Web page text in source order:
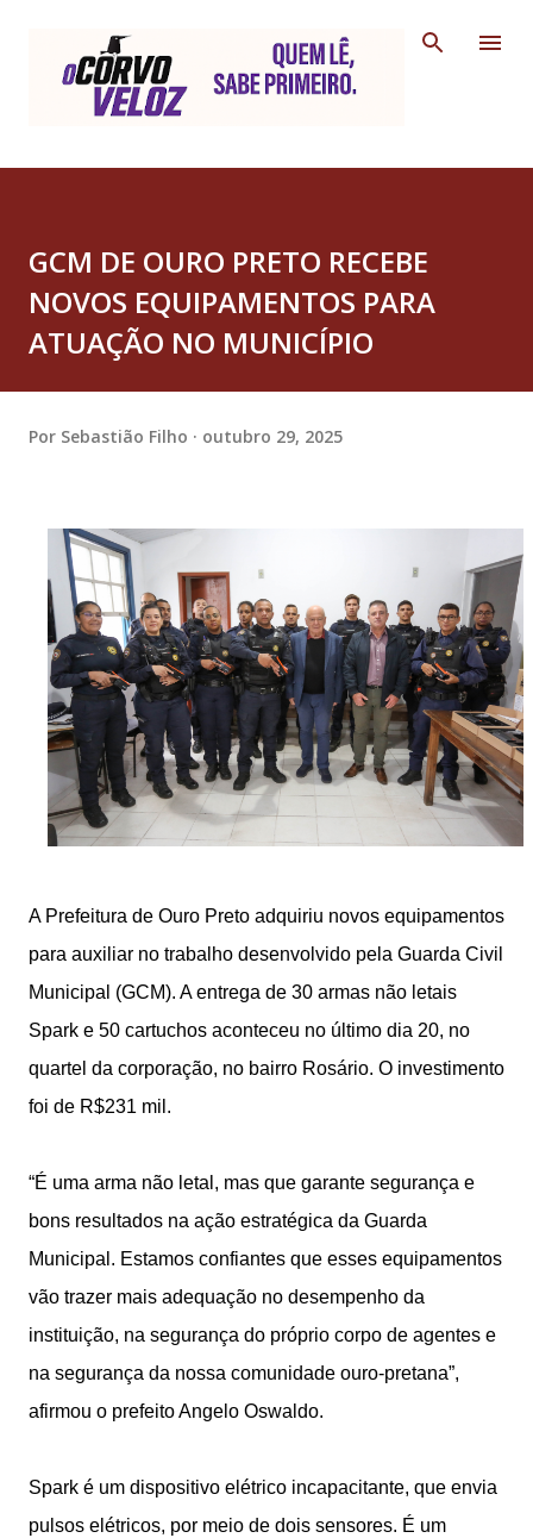
GCM DE OURO PRETO RECEBE
NOVOS EQUIPAMENTOS PARA
ATUAÇÃO NO MUNICÍPIO
Por Sebastião Filho outubro 29, 2025
A Prefeitura de Ouro Preto adquiriu novos equipamentos
para auxiliar no trabalho desenvolvido pela Guarda Civil
Municipal (GCM). A entrega de 30 armas não letais
Spark e 50 cartuchos aconteceu no último dia 20, no
quartel da corporação, no bairro Rosário. O investimento
foi de R$231 mil.
“É uma arma não letal, mas que garante segurança e
bons resultados na ação estratégica da Guarda
Municipal. Estamos confiantes que esses equipamentos
vão trazer mais adequação no desempenho da
instituição, na segurança do próprio corpo de agentes e
na segurança da nossa comunidade ouro-pretana”,
afirmou o prefeito Angelo Oswaldo.
Spark é um dispositivo elétrico incapacitante, que envia
pulsos elétricos, por meio de dois sensores. É um